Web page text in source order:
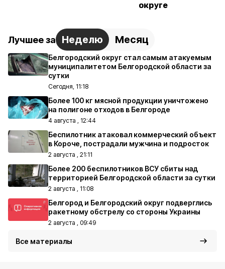
округе
Лучшее за Неделю Месяц
Белгородский округ стал самым атакуемым
муниципалитетом Белгородской области за
сутки
Сегодня, 11:18
Более 100 кг мясной продукции уничтожено
на полигоне отходов в Белгороде
4 августа , 12:44
Беспилотник атаковал коммерческий объект
в Короче, пострадали мужчина и подросток
2 августа , 21:11
Более 200 беспилотников ВСУ сбиты над
территорией Белгородской области за сутки
2 августа , 11:08
Белгород и Белгородский округ подверглись
ракетному обстрелу со стороны Украины
2 августа , 09:49
Все материалы